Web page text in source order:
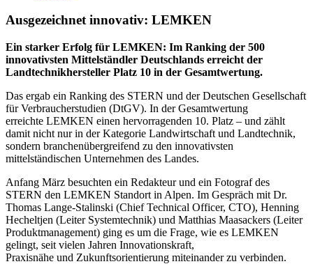
Ausgezeichnet innovativ: LEMKEN
Ein starker Erfolg für LEMKEN: Im Ranking der 500
innovativsten Mittelständler Deutschlands erreicht der
Landtechnikhersteller Platz 10 in der Gesamtwertung.
Das ergab ein Ranking des STERN und der Deutschen Gesellschaft
für Verbraucherstudien (DtGV). In der Gesamtwertung
erreichte LEMKEN einen hervorragenden 10. Platz – und zählt
damit nicht nur in der Kategorie Landwirtschaft und Landtechnik,
sondern branchenübergreifend zu den innovativsten
mittelständischen Unternehmen des Landes.
Anfang März besuchten ein Redakteur und ein Fotograf des
STERN den LEMKEN Standort in Alpen. Im Gespräch mit Dr.
Thomas Lange-Stalinski (Chief Technical Officer, CTO), Henning
Hecheltjen (Leiter Systemtechnik) und Matthias Maasackers (Leiter
Produktmanagement) ging es um die Frage, wie es LEMKEN
gelingt, seit vielen Jahren Innovationskraft,
Praxisnähe und Zukunftsorientierung miteinander zu verbinden.